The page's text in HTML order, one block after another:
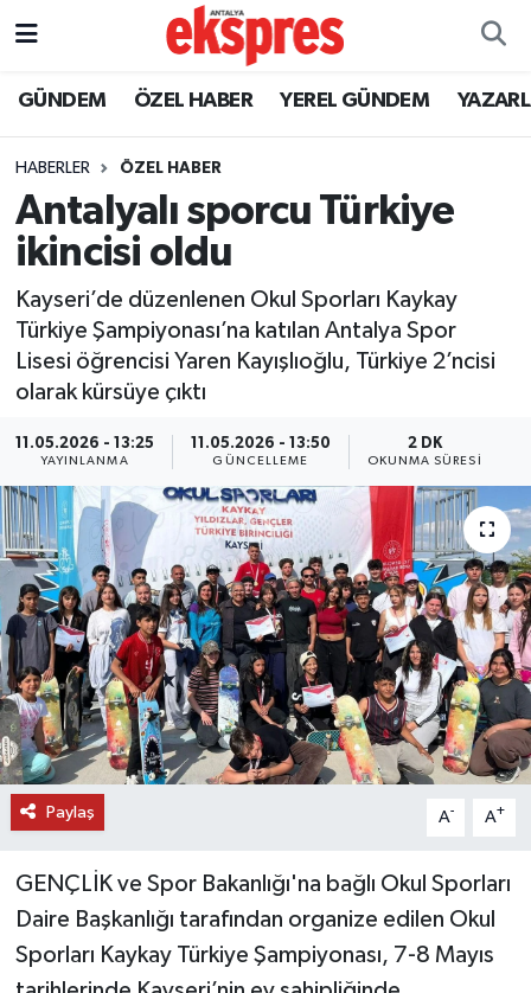
GÜNDEM ÖZEL HABER YEREL GÜNDEM
HABERLER ÖZEL HABER
Antalyalı sporcu Türkiye
ikincisi oldu
Kayseri’de düzenlenen Okul Sporları Kaykay
Türkiye Şampiyonası’na katılan Antalya Spor
Lisesi öğrencisi Yaren Kayışlıoğlu, Türkiye 2’ncisi
olarak kürsüye çıktı
11.05.2026 - 13:25
YAYINLANMA
11.05.2026 - 13:50
GÜNCELLEME
2 DK
OKUNMA SÜRESI
Paylaş A- A+
GENÇLİK ve Spor Bakanlığı'na bağlı Okul Sporları
Daire Başkanlığı tarafından organize edilen Okul
Sporları Kaykay Türkiye Şampiyonası, 7-8 Mayıs
ÖZEL HABER
YEREL GÜNDEM
EKONOMİ
KÜLTÜR - SANAT
SPOR
SİYASET
SAĞLIK
DÜNYA
EĞİTİM
TURİZM
RÖPORTAJ
VİDEO HABERLER
YAZARLAR
RESMİ İLAN
Nöbetçi Eczaneler
Trafik Durumu
Süper Lig Puan Durumu ve Fikstür
Tüm Manşetler
Son Dakika Haberleri
Haber Arşivi